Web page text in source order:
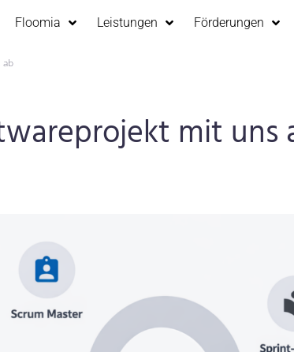
Floomia Leistungen Förderungen
ab
mit uns